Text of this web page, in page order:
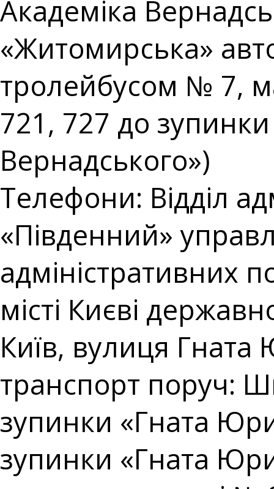
Академіка
«Житомирська»
тролейбусом № 7,
721, 727 до
Вернадського»)
Телефони: Відділ
«Південний»
адміністративних
місті Києві
Київ, вулиця
транспорт поруч:
зупинки «Гната
зупинки «Гната